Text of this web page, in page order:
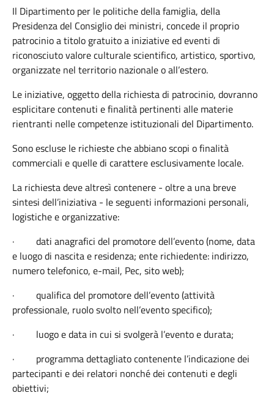
Il Dipartimento per le politiche della famiglia, della
Presidenza del Consiglio dei ministri, concede il proprio
patrocinio a titolo gratuito a iniziative ed eventi di
riconosciuto valore culturale scientifico, artistico, sportivo,
organizzate nel territorio nazionale o all’estero.
Le iniziative, oggetto della richiesta di patrocinio, dovranno
esplicitare contenuti e finalità pertinenti alle materie
rientranti nelle competenze istituzionali del Dipartimento.
Sono escluse le richieste che abbiano scopi o finalità
commerciali e quelle di carattere esclusivamente locale.
La richiesta deve altresì contenere - oltre a una breve
sintesi dell’iniziativa - le seguenti informazioni personali,
logistiche e organizzative:
· dati anagrafici del promotore dell’evento (nome, data
e luogo di nascita e residenza; ente richiedente: indirizzo,
numero telefonico, e-mail, Pec, sito web);
· qualifica del promotore dell’evento (attività
professionale, ruolo svolto nell’evento specifico);
· luogo e data in cui si svolgerà l’evento e durata;
· programma dettagliato contenente l’indicazione dei
partecipanti e dei relatori nonché dei contenuti e degli
obiettivi;